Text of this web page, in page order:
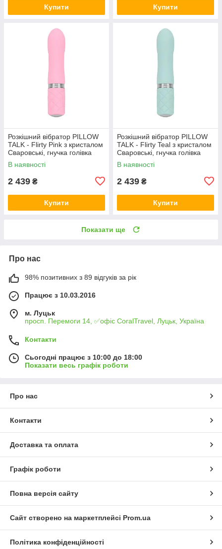
Купити Купити
Розкішний вібратор PILLOW
TALK - Flirty Pink з кристалом
Сваровські, гнучка голівка
В наявності
2 439 ₴
Купити
Розкішний вібратор PILLOW
TALK - Flirty Teal з кристалом
Сваровські, гнучка голівка
В наявності
2 439 ₴
Купити
Показати ще
Про нас
98% позитивних з 89 відгуків за рік
Працює з 10.03.2016
м. Луцьк
просп. Перемоги 14, ✅офіс CoralTravel, Луцьк, Україна
Контакти
Сьогодні працює з 10:00 до 18:00
Показати весь графік роботи
Про нас
Контакти
Доставка та оплата
Графік роботи
Повна версія сайту
Сайт створено на маркетплейсі Prom.ua
Політика конфіденційності